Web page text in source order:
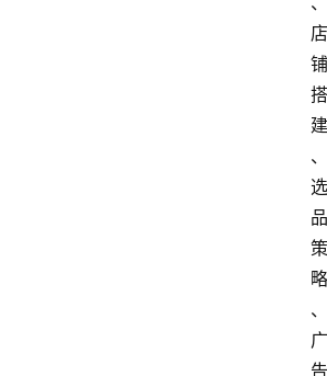
店
铺
搭
建
、
选
品
策
略
、
广
告